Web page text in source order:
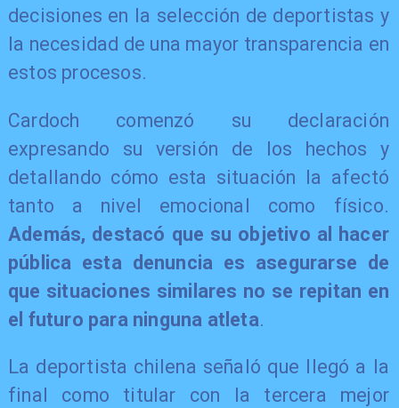
decisiones en la selección de deportistas y
la necesidad de una mayor transparencia en
estos procesos.
Cardoch comenzó su declaración
expresando su versión de los hechos y
detallando cómo esta situación la afectó
tanto a nivel emocional como físico.
Además, destacó que su objetivo al hacer
pública esta denuncia es asegurarse de
que situaciones similares no se repitan en
el futuro para ninguna atleta.
La deportista chilena señaló que llegó a la
final como titular con la tercera mejor